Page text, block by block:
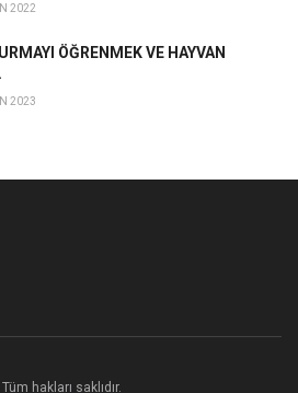
2022
ÖĞRENMEK VE HAYVAN
2023
hakları saklıdır.